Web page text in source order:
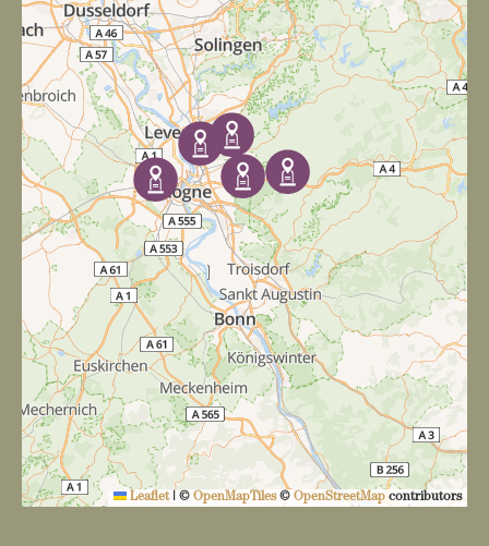
Leaflet | © OpenMapTiles© OpenStreetMap contributors